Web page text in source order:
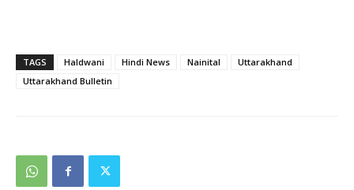
TAGS Haldwani Hindi News Nainital
Uttarakhand
Uttarakhand Bulletin